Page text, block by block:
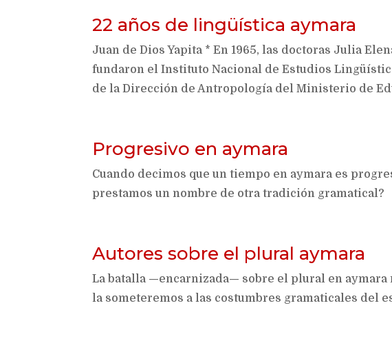
22 años de lingüística aymara
Juan de Dios Yapita * En 1965, las doctoras Julia
fundaron el Instituto Nacional de Estudios
de la Dirección de Antropología del Ministerio de
Progresivo en aymara
Cuando decimos que un tiempo en aymara es
prestamos un nombre de otra tradición gramatical?
Autores sobre el plural aymara
La batalla —encarnizada— sobre el plural en
la someteremos a las costumbres gramaticales del